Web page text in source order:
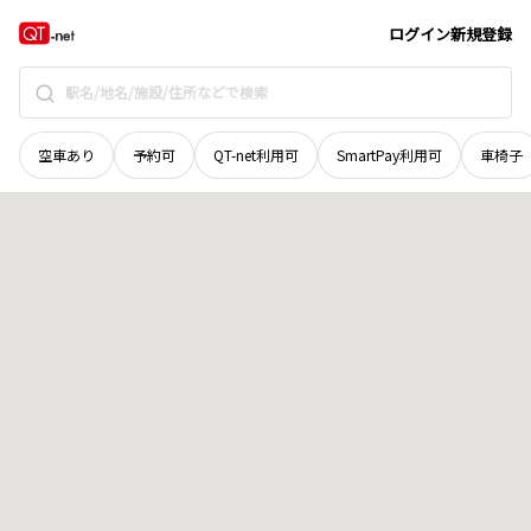
ログイン新規登録
空車あり 予約可 QT-net利用可 SmartPay利用可 車椅子
秋田県